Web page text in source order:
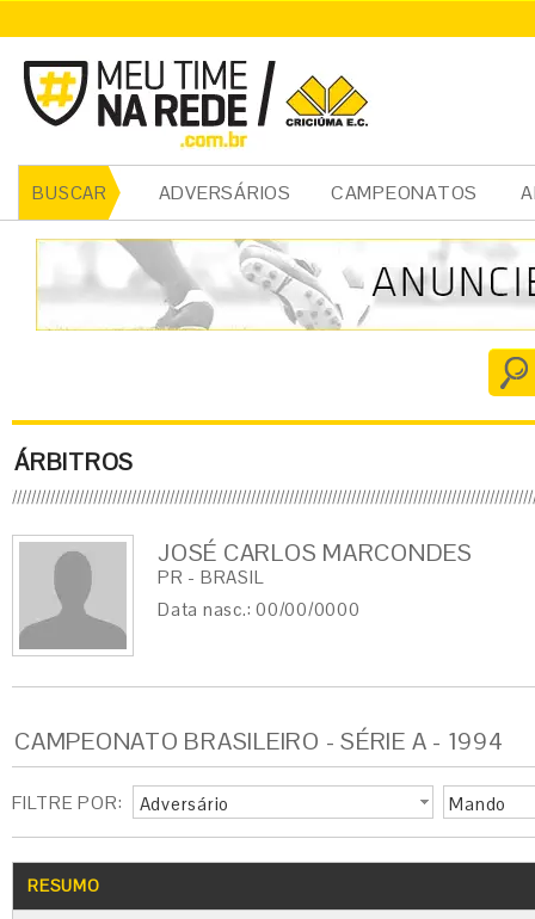
BUSCAR ADVERSÁRIOS CAMPEONATOS
ÁRBITROS
JOSÉ CARLOS MARCONDES
PR - BRASIL
Data nasc.: 00/00/0000
CAMPEONATO BRASILEIRO - SÉRIE A - 1994
FILTRE POR: Adversário Mando
RESUMO